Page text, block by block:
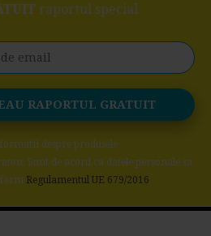
raportul special
despre produsele
Sunt de acord ca datele personale sa
Regulamentul UE 679/2016